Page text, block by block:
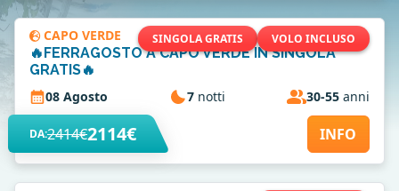
SINGOLA GRATIS VOLO INCLUSO
CAPO VERDE
🔥FERRAGOSTO A CAPO VERDE IN SINGOLA
GRATIS🔥
08 Agosto
7 notti 30-55 anni
DA:2414€2114€ INFO